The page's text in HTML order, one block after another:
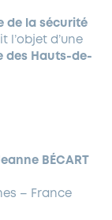
de la sécurité
l’objet d’une
des Hauts-de-
BÉCART
– France